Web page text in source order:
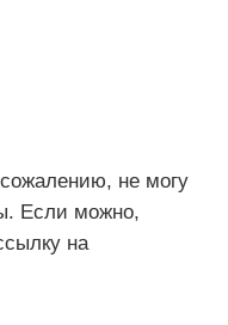
не могу
Если можно,
на